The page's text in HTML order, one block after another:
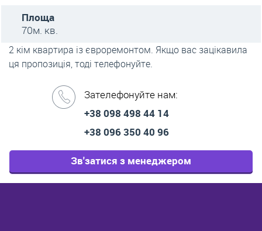
Площа
70м. кв.
2 кім квартира із євроремонтом. Якщо вас зацікавила
ця пропозиція, тоді телефонуйте.
Зателефонуйте нам:
+38 098 498 44 14
+38 096 350 40 96
Зв'затися з менеджером